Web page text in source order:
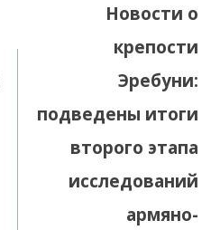
Новости о
крепости
Эребуни:
подведены итоги
второго этапа
исследований
армяно-